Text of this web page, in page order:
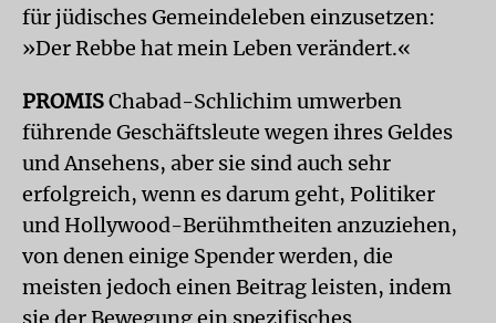
für jüdisches Gemeindeleben einzusetzen:
»Der Rebbe hat mein Leben verändert.«
PROMISChabad-Schlichim umwerben
führende Geschäftsleute wegen ihres Geldes
und Ansehens, aber sie sind auch sehr
erfolgreich, wenn es darum geht, Politiker
und Hollywood-Berühmtheiten anzuziehen,
von denen einige Spender werden, die
meisten jedoch einen Beitrag leisten, indem
sie der Bewegung ein spezifisches